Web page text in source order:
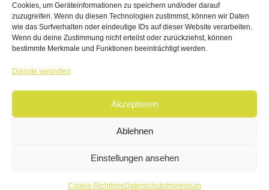
Cookies, um Geräteinformationen zu speichern und/oder darauf
zuzugreifen. Wenn du diesen Technologien zustimmst, können wir Daten
wie das Surfverhalten oder eindeutige IDs auf dieser Website verarbeiten.
Wenn du deine Zustimmung nicht erteilst oder zurückziehst, können
bestimmte Merkmale und Funktionen beeinträchtigt werden.
Dienste verwalten
Akzeptieren
Ablehnen
Einstellungen ansehen
Cookie-Richtlinie Datenschutz Impressum
© 2026 | TANZWERK
DATENSCHUTZ